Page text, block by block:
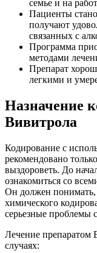
семье и на
Пациенты
получают
связанных с
Программа
методами
Препарат
легкими и
Назначение
Вивитрола
Кодирование с
рекомендовано
выздороветь. До
ознакомиться со
Он должен понимать,
химического
серьезные проблемы
Лечение препаратом
случаях: